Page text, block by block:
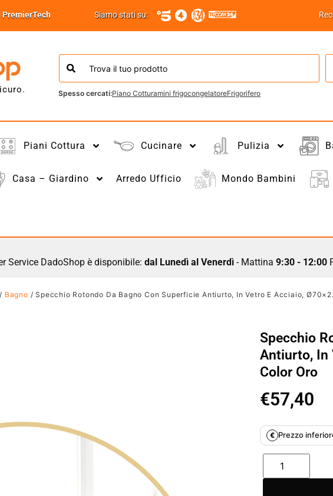
PremierTech Siamo stati su:
Spesso cercati:Piano Cotturamini frigocongelatoreFrigorifero
Piani Cottura Cucinare Pulizia
Casa – Giardino Arredo Ufficio Mondo Bambini
Service DadoShop è disponibile: dal Lunedì al Venerdì- Mattina 9:30 - 12:00
/ Bagno / Specchio Rotondo Da Bagno Con Superficie Antiurto, In Vetro E Acciaio,
Specchio
Antiurto, In
Color Oro
€57,40
€ Prezzo